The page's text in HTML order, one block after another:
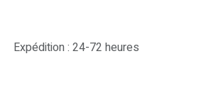
Expédition : 24-72 heures